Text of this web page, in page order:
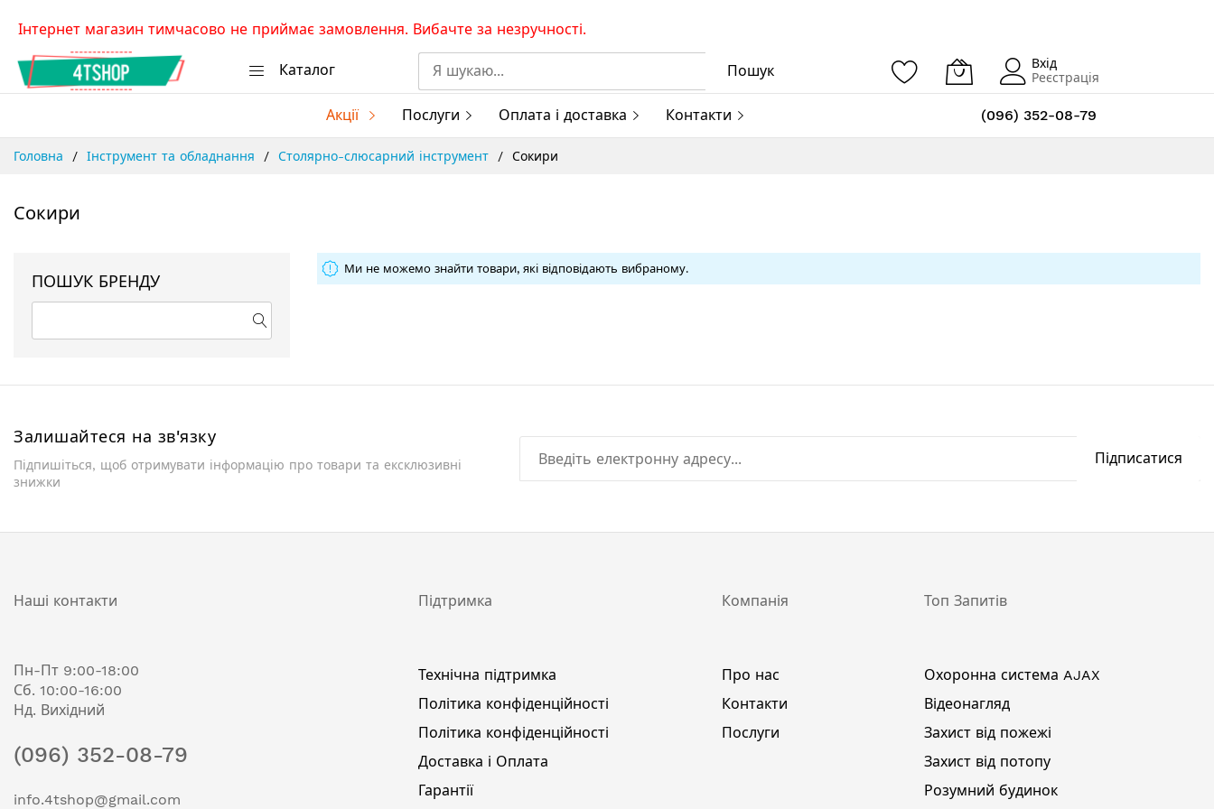
Skip
Content
Інтернет магазин тимчасово не приймає замовлення. Вибачте за незручності.
Каталог Пошук
Вхід
Реєстрація
Акції Послуги Оплата і доставка Контакти (096) 352-08-79
Головна Інструмент та обладнання Столярно-слюсарний інструмент Сокири
Сокири
Ми не можемо знайти товари, які відповідають вибраному.
ПОШУК БРЕНДУ
Залишайтеся на зв'язку
Підпишіться, щоб отримувати інформацію про товари та ексклюзивні
знижки
Підписатися
Наші контакти
Пн-Пт 9:00-18:00
Сб. 10:00-16:00
Нд. Вихідний
(096) 352-08-79
info.4tshop@gmail.com
Підтримка
Технічна підтримка
Політика конфіденційності
Політика конфіденційності
Доставка і Оплата
Гарантії
Компанія
Про нас
Контакти
Послуги
Топ Запитів
Охоронна система AJAX
Відеонагляд
Захист від пожежі
Захист від потопу
Розумний будинок